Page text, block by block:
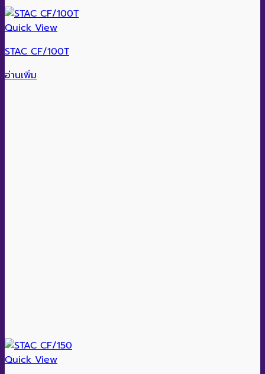
Quick View
STAC CF/100T
อ่านเพิ่ม
Quick View